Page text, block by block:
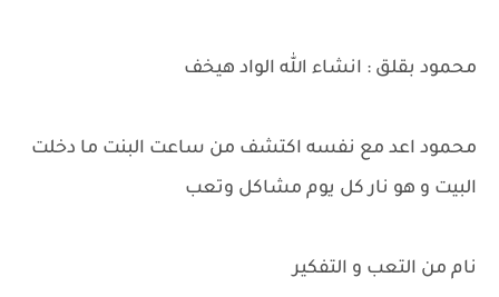
محمود بقلق : انشاء الله الواد هيخف
محمود اعد مع نفسه اكتشف من ساعت البنت ما دخلت
البيت و هو نار كل يوم مشاكل وتعب
نام من التعب و التفكير